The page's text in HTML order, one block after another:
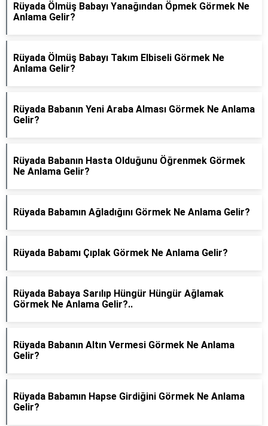
Rüyada Ölmüş Babayı Yanağından Öpmek Görmek Ne
Anlama Gelir?
Rüyada Ölmüş Babayı Takım Elbiseli Görmek Ne
Anlama Gelir?
Rüyada Babanın Yeni Araba Alması Görmek Ne Anlama
Gelir?
Rüyada Babanın Hasta Olduğunu Öğrenmek Görmek
Ne Anlama Gelir?
Rüyada Babamın Ağladığını Görmek Ne Anlama Gelir?
Rüyada Babamı Çıplak Görmek Ne Anlama Gelir?
Rüyada Babaya Sarılıp Hüngür Hüngür Ağlamak
Görmek Ne Anlama Gelir?..
Rüyada Babanın Altın Vermesi Görmek Ne Anlama
Gelir?
Rüyada Babamın Hapse Girdiğini Görmek Ne Anlama
Gelir?